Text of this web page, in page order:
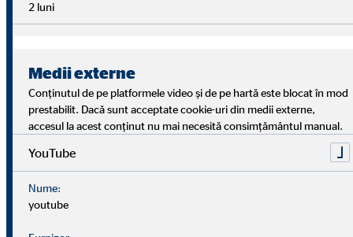
Mobilier inițial mai mare: Deoarece două case sunt
regulă, nu trebuie cumpărat prea mult mobilier nou.
Costurile: Suportarea costurilor este împărțită.
Costurile fixe, cum ar fi chiria,electricitateasau
alimentele, sunt suportate de două persoane.
Rezolvarea problemelor împreună
cu zi pot fi rezolvate împreună și abordate direct.
2 luni
Medii externe
Conținutul de pe platformele video și de pe hartă este blocat în mod
prestabilit. Dacă sunt acceptate cookie-uri din medii externe,
accesul la acest conținut nu mai necesită consimțământul manual.
YouTube
Nume:
youtube